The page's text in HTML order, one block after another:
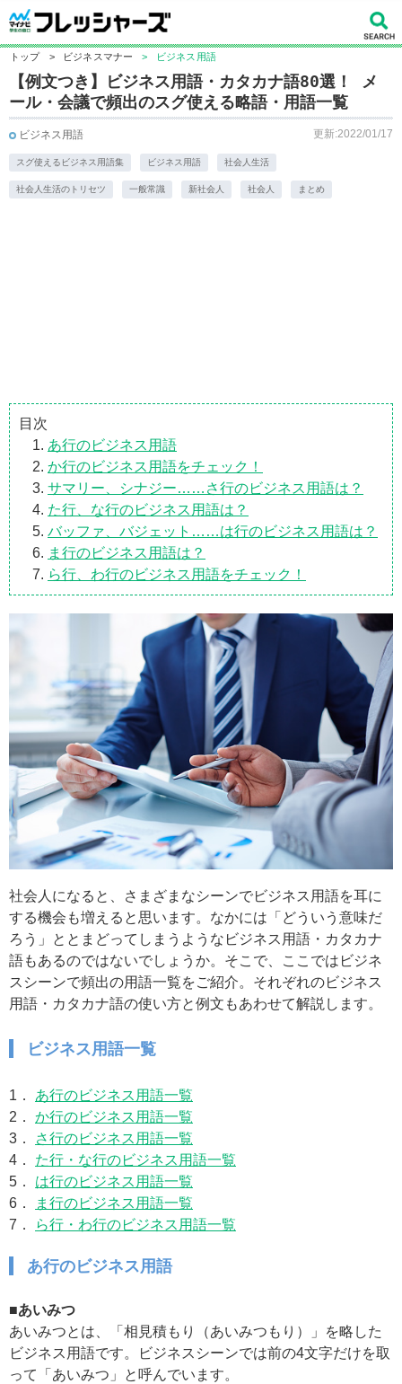
トップ > ビジネスマナー > ビジネス用語
【例文つき】ビジネス用語・カタカナ語80選！ メ
ール・会議で頻出のスグ使える略語・用語一覧
ビジネス用語 更新:2022/01/17
スグ使えるビジネス用語集 ビジネス用語 社会人生活
社会人生活のトリセツ 一般常識 新社会人 社会人 まとめ
目次
あ行のビジネス用語
か行のビジネス用語をチェック！
サマリー、シナジー……さ行のビジネス用語は？
た行、な行のビジネス用語は？
バッファ、バジェット……は行のビジネス用語は？
ま行のビジネス用語は？
ら行、わ行のビジネス用語をチェック！
社会人になると、さまざまなシーンでビジネス用語を耳に
する機会も増えると思います。なかには「どういう意味だ
ろう」ととまどってしまうようなビジネス用語・カタカナ
語もあるのではないでしょうか。そこで、ここではビジネ
スシーンで頻出の用語一覧をご紹介。それぞれのビジネス
用語・カタカナ語の使い方と例文もあわせて解説します。
ビジネス用語一覧
1． あ行のビジネス用語一覧
2． か行のビジネス用語一覧
3．
さ行のビジネス用語一覧
4． た行・な行のビジネス用語一覧
5． は行のビジネス用語一覧
6．
ま行のビジネス用語一覧
7．
ら行・わ行のビジネス用語一覧
あ行のビジネス用語
■あいみつ
あいみつとは、「相見積もり（あいみつもり）」を略した
ビジネス用語です。ビジネスシーンでは前の4文字だけを取
って「あいみつ」と呼んでいます。